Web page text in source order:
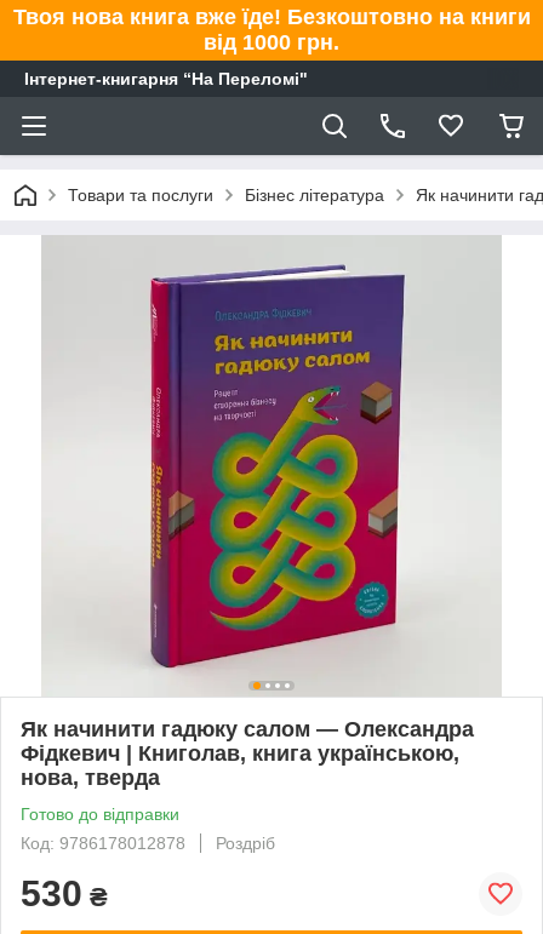
Твоя нова книга вже їде! Безкоштовно на книги
від 1000 грн.
Інтернет-книгарня “На Переломі"
Товари та послуги Бізнес література Як начинити
Як начинити гадюку салом — Олександра
Фідкевич | Книголав, книга українською,
нова, тверда
Готово до відправки
Код: 9786178012878
Роздріб
530 ₴